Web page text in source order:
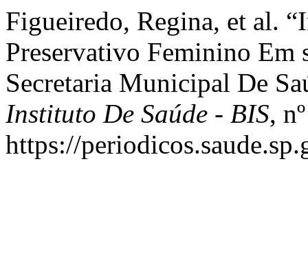
Figueiredo, Regina, et al.
Preservativo Feminino Em
Secretaria Municipal De
Instituto De Saúde - BIS,
https://